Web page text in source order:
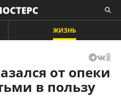
ЖИЗНЬ
от опеки
в пользу